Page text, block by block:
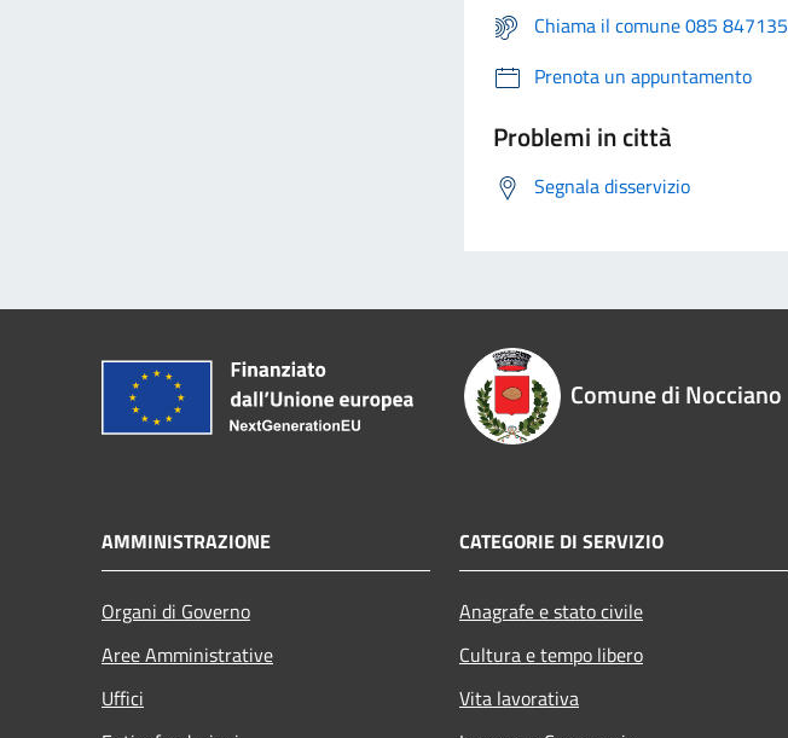
Chiama il comune 085 847135
Prenota un appuntamento
Problemi in città
Segnala disservizio
Comune di Nocciano
AMMINISTRAZIONE
Organi di Governo
Aree Amministrative
Uffici
CATEGORIE DI SERVIZIO
Anagrafe e stato civile
Cultura e tempo libero
Vita lavorativa